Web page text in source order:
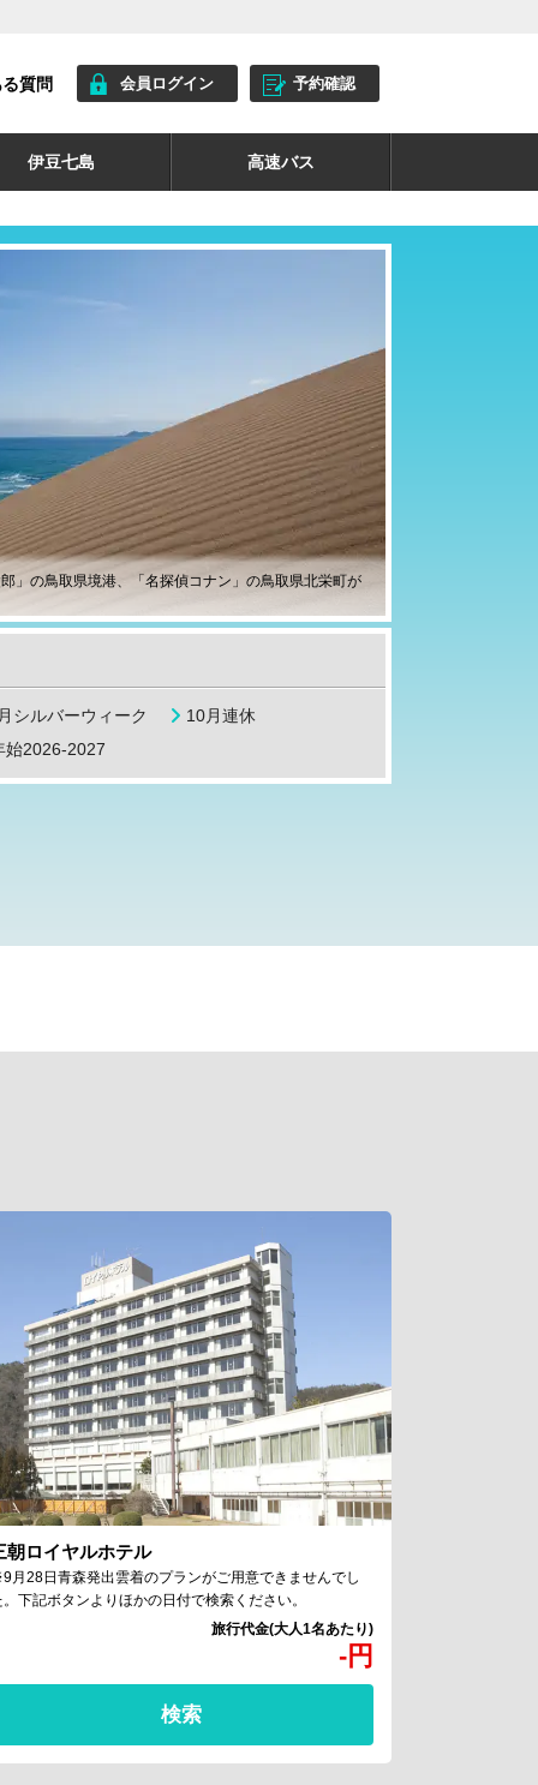
質問 会員ログイン 予約確認
伊豆七島 高速バス
」の鳥取県境港、「名探偵コナン」の鳥取県北栄町が
シルバーウィーク
10月連休
始2026-2027
朝ロイヤルホテル
-円
月28日青森発出雲着のプランがご用意できませんでし
。下記ボタンよりほかの日付で検索ください。
検索